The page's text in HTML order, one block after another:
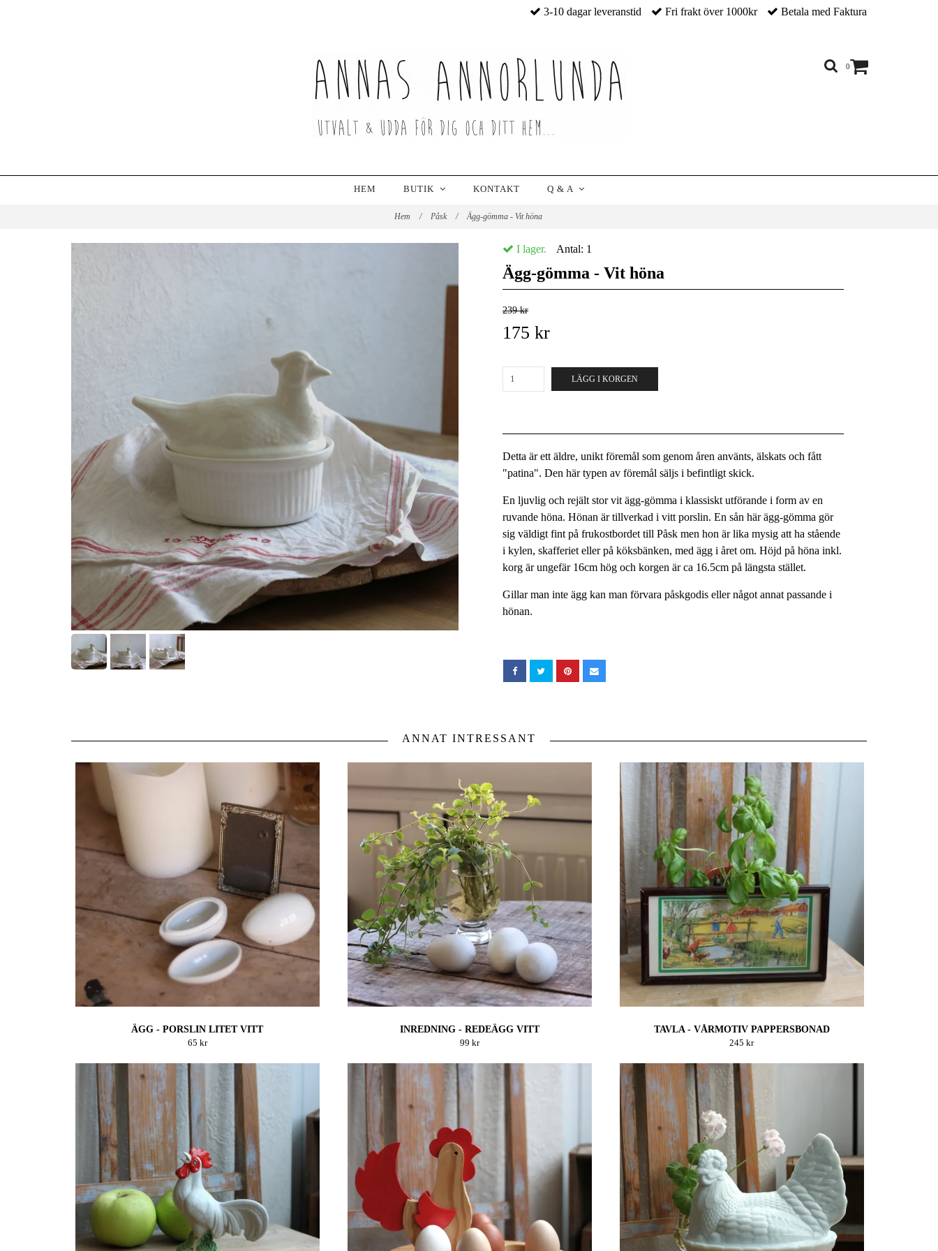
3-10 dagar leveranstid Fri frakt över 1000kr Betala med Faktura
0
HEM BUTIK KONTAKT Q & A
Hem / Påsk / Ägg-gömma - Vit höna
I lager. Antal: 1
Ägg-gömma - Vit höna
239 kr
175 kr
LÄGG I KORGEN
Detta är ett äldre, unikt föremål som genom åren använts, älskats och fått
"patina". Den här typen av föremål säljs i befintligt skick.
En ljuvlig och rejält stor vit ägg-gömma i klassiskt utförande i form av en
ruvande höna. Hönan är tillverkad i vitt porslin. En sån här ägg-gömma gör
sig väldigt fint på frukostbordet till Påsk men hon är lika mysig att ha stående
i kylen, skafferiet eller på köksbänken, med ägg i året om. Höjd på höna inkl.
korg är ungefär 16cm hög och korgen är ca 16.5cm på längsta stället.
Gillar man inte ägg kan man förvara påskgodis eller något annat passande i
hönan.
ANNAT INTRESSANT
ÄGG - PORSLIN LITET VITT
65 kr
INREDNING - REDEÄGG VITT
99 kr
TAVLA - VÅRMOTIV PAPPERSBONAD
245 kr